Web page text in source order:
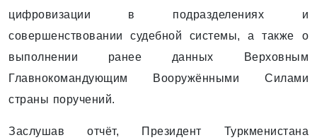
цифровизации в подразделениях и
совершенствовании судебной системы, а также о
выполнении ранее данных Верховным
Главнокомандующим Вооружёнными Силами
страны поручений.
Заслушав отчёт, Президент Туркменистана